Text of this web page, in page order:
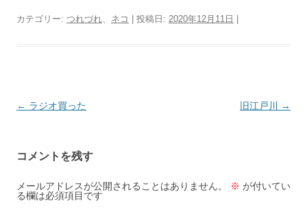
カテゴリー: つれづれ、 ネコ | 投稿日: 2020年12月11日
投
ビ
ゲ
ー
← ラジオ買った 旧江戸川 →
コメントを残す
メールアドレスが公開されることはありません。 ※ が付いてい
る欄は必須項目です